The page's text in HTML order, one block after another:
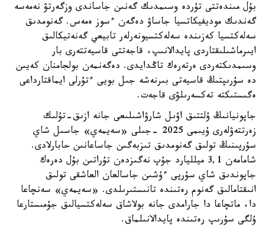
بۇل مىندەتتى تۇردە وسىمدىك گەنىن جاساندى وزگەرتۋ نەمەسە
گەندىك موديفيكاتسيا جاساۋ دەگەن ءسوز ەمەس. گەنومدىق
سەلەكتسيا كەزىندە سەلەكتسيونەرلەر تابيعي گەنەتيكالىق
ايىرماشىلىقتاردى پايدالانىپ، قاجەتتى قاسيەتتەرى بار
وسىمدىكتەردى ەرتەرەك تاڭدايدى. دەگەنمەن بولجامنان كەيىن
دە سۇرىپتىڭ قاسيەتى بىرنەشە جىل بويى ءتۇرلى ايماقتارداعى
ەگىستىكتە تەكسەرىلۋى قاجەت.
جاپونيانىڭ ۇلتتىق اۋىل شارۋاشىلىعى جانە ازىق-تۇلىك
زەرتتەۋلەرى ۇيىمى 2025 -جىلى «سەيمەي» جاسىل شاي
سۇرپىنىڭ تولىق گەنومدىق تىزبەگىن جاساعانىن حابارلادى.
شامامەن 3,1 ميلليارد جۇپ نەگىزدەن تۇراتىن بۇل دەرەك
جاپوندىق شاي سۇرپى ءۇشىن جاسالعان العاشقى تولىق
انىقتامالىق گەنوم رەتىندە تانىستىرىلدى. «سەيمەي» سەنچاعا
دا، ماتچاعا دا جارامدى جانە بولاشاق سەلەكتسيالىق جۇمىستارعا
ۇلگى سۇرىپ رەتىندە پايدالانىلماق.